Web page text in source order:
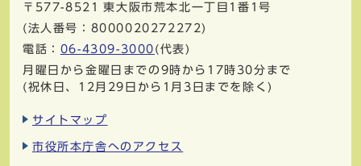
〒577-8521
東大阪市荒本北一丁目1番1号
(法人番号：8000020272272)
電話： 06-4309-3000 (代表)
月曜日から金曜日までの9時から17時30分まで
(祝休日、12月29日から1月3日までを除く)
サイトマップ
市役所本庁舎へのアクセス